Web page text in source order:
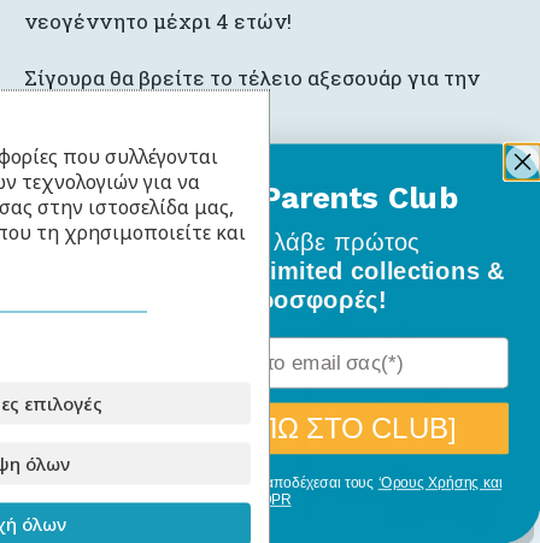
νεογέννητο μέχρι 4 ετών!
Σίγουρα θα βρείτε το τέλειο αξεσουάρ για την
Σχετικά Προϊόντα
που συλλέγονται
τεχνολογιών για να
στην ιστοσελίδα μας,
τη χρησιμοποιείτε και
επιλογές
όλων
όλων
BabyLlama Parents Club
Γίνε μέλοςκαι λάβε πρώτος
όλα τα νέα σχέδια, limited collections &
ειδικές προσφορές!
[ΘΕΛΩ ΝΑ ΜΠΩ ΣΤΟ CLUB]
Με την εγγραφή σου, δηλώνεις ότι αποδέχεσαι τους ‘Ορους Χρήσης και
GDPR